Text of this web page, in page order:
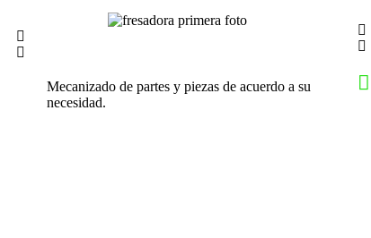
Mecanizado de partes y piezas de acuerdo a su
necesidad.